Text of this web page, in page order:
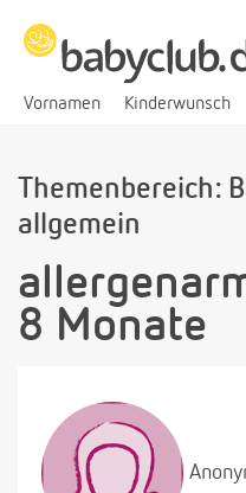
Vornamen Kinderwunsch
Themenbereich:
allgemein
8 Monate